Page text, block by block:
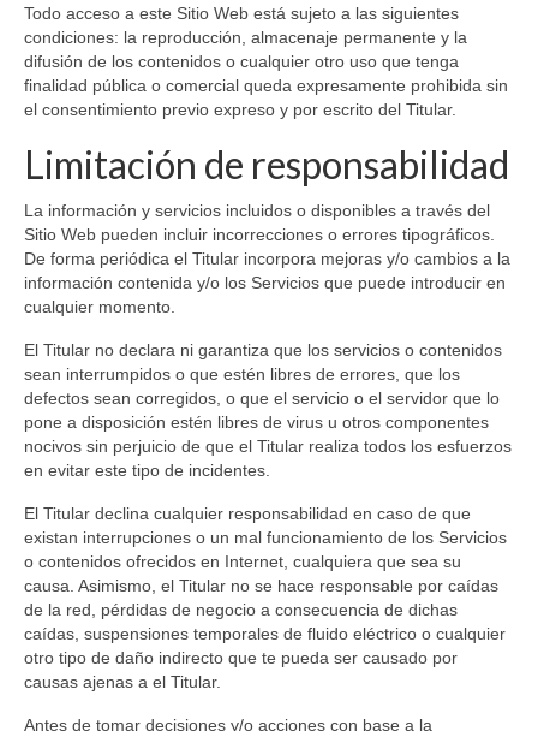
Todo acceso a este Sitio Web está sujeto a las siguientes
condiciones: la reproducción, almacenaje permanente y la
difusión de los contenidos o cualquier otro uso que tenga
finalidad pública o comercial queda expresamente prohibida sin
el consentimiento previo expreso y por escrito del Titular.
Limitación de responsabilidad
La información y servicios incluidos o disponibles a través del
Sitio Web pueden incluir incorrecciones o errores tipográficos.
De forma periódica el Titular incorpora mejoras y/o cambios a la
información contenida y/o los Servicios que puede introducir en
cualquier momento.
El Titular no declara ni garantiza que los servicios o contenidos
sean interrumpidos o que estén libres de errores, que los
defectos sean corregidos, o que el servicio o el servidor que lo
pone a disposición estén libres de virus u otros componentes
nocivos sin perjuicio de que el Titular realiza todos los esfuerzos
en evitar este tipo de incidentes.
El Titular declina cualquier responsabilidad en caso de que
existan interrupciones o un mal funcionamiento de los Servicios
o contenidos ofrecidos en Internet, cualquiera que sea su
causa. Asimismo, el Titular no se hace responsable por caídas
de la red, pérdidas de negocio a consecuencia de dichas
caídas, suspensiones temporales de fluido eléctrico o cualquier
otro tipo de daño indirecto que te pueda ser causado por
causas ajenas a el Titular.
Antes de tomar decisiones y/o acciones con base a la